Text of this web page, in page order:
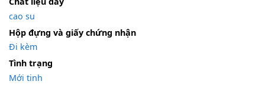
cao su
Hộp đựng và giấy chứng nhận
Đi kèm
Tình trạng
Mới tinh